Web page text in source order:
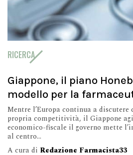
RICERCA
Giappone, il piano
modello per la
Mentre l’Europa continua a
propria competitività, il Giappone
economico-fiscale il governo mette
al centro...
A cura di Redazione Farmacista33